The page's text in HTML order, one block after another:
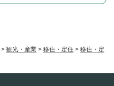
> 観光・産業 > 移住・定住 > 移住・定